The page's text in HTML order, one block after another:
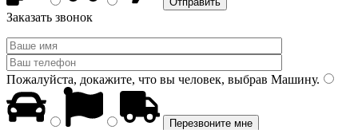
Заказать звонок
Пожалуйста, докажите, что вы человек, выбрав Машину.